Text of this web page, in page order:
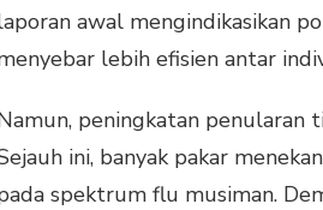
awal mengindikasikan
lebih efisien antar
peningkatan penularan
ini, banyak pakar
spektrum flu musiman.